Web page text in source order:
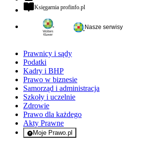
Księgarnia profinfo.plotwiera się w nowej karcie
Nasze serwisy
Prawnicy i sądy
Podatki
Kadry i BHP
Prawo w biznesie
Samorząd i administracja
Szkoły i uczelnie
Zdrowie
Prawo dla każdego
Akty Prawne
Moje Prawo.pl
- rejestracja i logowanie do serwisu